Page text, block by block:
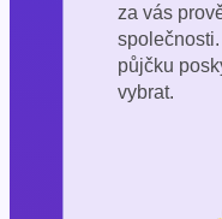
za vás
půjčku
vybrat.